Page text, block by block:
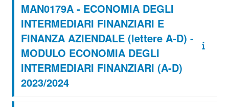
MAN0179A - ECONOMIA DEGLI
INTERMEDIARI FINANZIARI E
FINANZA AZIENDALE (lettere A-D) -
MODULO ECONOMIA DEGLI
INTERMEDIARI FINANZIARI (A-D)
2023/2024